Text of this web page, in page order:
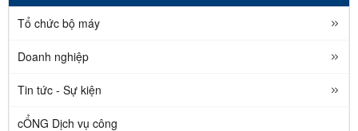
Tổ chức bộ máy
Doanh nghiệp
Tin tức - Sự kiện
cỔNG Dịch vụ công